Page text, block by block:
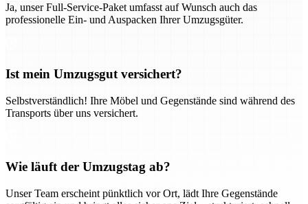
Ja, unser Full-Service-Paket umfasst auf Wunsch auch das
professionelle Ein- und Auspacken Ihrer Umzugsgüter.
Ist mein Umzugsgut versichert?
Selbstverständlich! Ihre Möbel und Gegenstände sind während des
Transports über uns versichert.
Wie läuft der Umzugstag ab?
Unser Team erscheint pünktlich vor Ort, lädt Ihre Gegenstände